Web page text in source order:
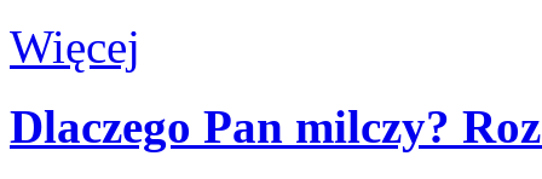
Więcej
Dlaczego Pan milczy?